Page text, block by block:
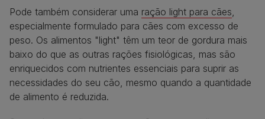
Pode também considerar uma ração light para cães
especialmente formulado para cães com excesso de
peso. Os alimentos "light" têm um teor de gordura mais
baixo do que as outras rações fisiológicas, mas são
enriquecidos com nutrientes essenciais para suprir as
necessidades do seu cão, mesmo quando a quantidade
de alimento é reduzida.